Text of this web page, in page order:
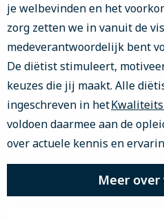
je welbevinden en het
zorg zetten we in vanuit de
medeverantwoordelijk bent
De diëtist stimuleert,
keuzes die jij maakt. Alle
ingeschreven in het
voldoen daarmee aan de
over actuele kennis en
Meer over